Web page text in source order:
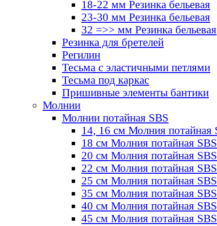
18-22 мм Резинка бельевая
23-30 мм Резинка бельевая
32 =>> мм Резинка бельевая
Резинка для бретелей
Регилин
Тесьма с эластичными петлями
Тесьма под каркас
Пришивные элементы бантики
Молнии
Молнии потайная SBS
14, 16 см Молния потайная
18 см Молния потайная SBS
20 см Молния потайная SBS
22 см Молния потайная SBS
25 см Молния потайная SBS
35 см Молния потайная SBS
40 см Молния потайная SBS
45 см Молния потайная SBS